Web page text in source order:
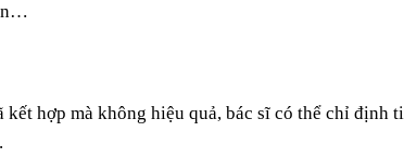
hợp mà không hiệu quả, bác sĩ có thể chỉ định